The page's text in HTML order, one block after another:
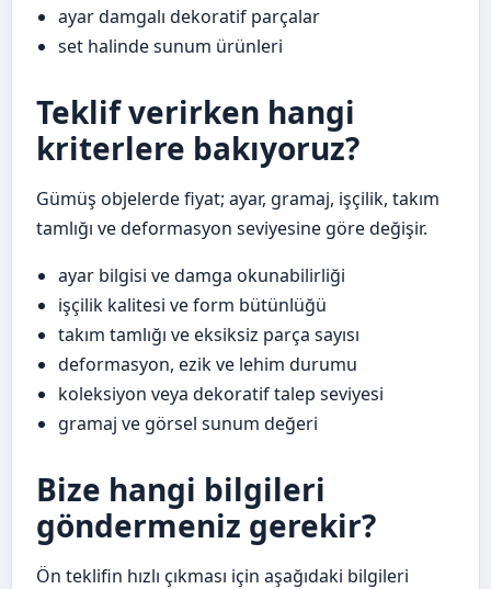
ayar damgalı dekoratif parçalar
set halinde sunum ürünleri
Teklif verirken hangi
kriterlere bakıyoruz?
Gümüş objelerde fiyat; ayar, gramaj, işçilik, takım
tamlığı ve deformasyon seviyesine göre değişir.
ayar bilgisi ve damga okunabilirliği
işçilik kalitesi ve form bütünlüğü
takım tamlığı ve eksiksiz parça sayısı
deformasyon, ezik ve lehim durumu
koleksiyon veya dekoratif talep seviyesi
gramaj ve görsel sunum değeri
Bize hangi bilgileri
göndermeniz gerekir?
Ön teklifin hızlı çıkması için aşağıdaki bilgileri